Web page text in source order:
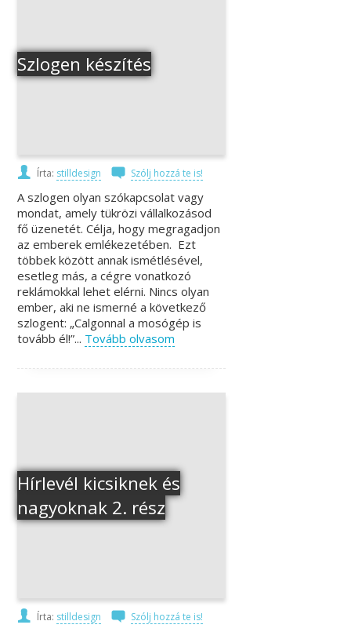
Szlogen készítés
Írta: stilldesign Szólj hozzá te is!
A szlogen olyan szókapcsolat vagy
mondat, amely tükrözi vállalkozásod
fő üzenetét. Célja, hogy megragadjon
az emberek emlékezetében. Ezt
többek között annak ismétlésével,
esetleg más, a cégre vonatkozó
reklámokkal lehet elérni. Nincs olyan
ember, aki ne ismerné a következő
szlogent: „Calgonnal a mosógép is
tovább él!”... Tovább olvasom
Hírlevél kicsiknek és
nagyoknak 2. rész
Írta: stilldesign Szólj hozzá te is!